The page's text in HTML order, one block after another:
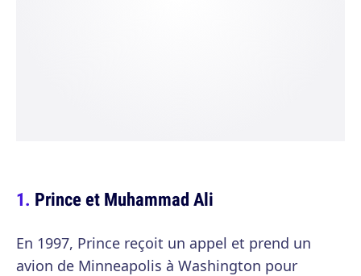
Prince et Muhammad Ali
En 1997, Prince reçoit un appel et prend un
avion de Minneapolis à Washington pour